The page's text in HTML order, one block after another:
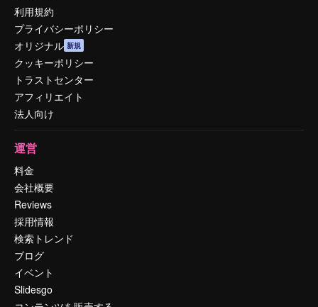
利用規約
プライバシーポリシー
オリジナル 新規
クッキーポリシー
トラストセンター
アフィリエイト
法人向け
運営
料金
会社概要
Reviews
採用情報
検索トレンド
ブログ
イベント
Slidesgo